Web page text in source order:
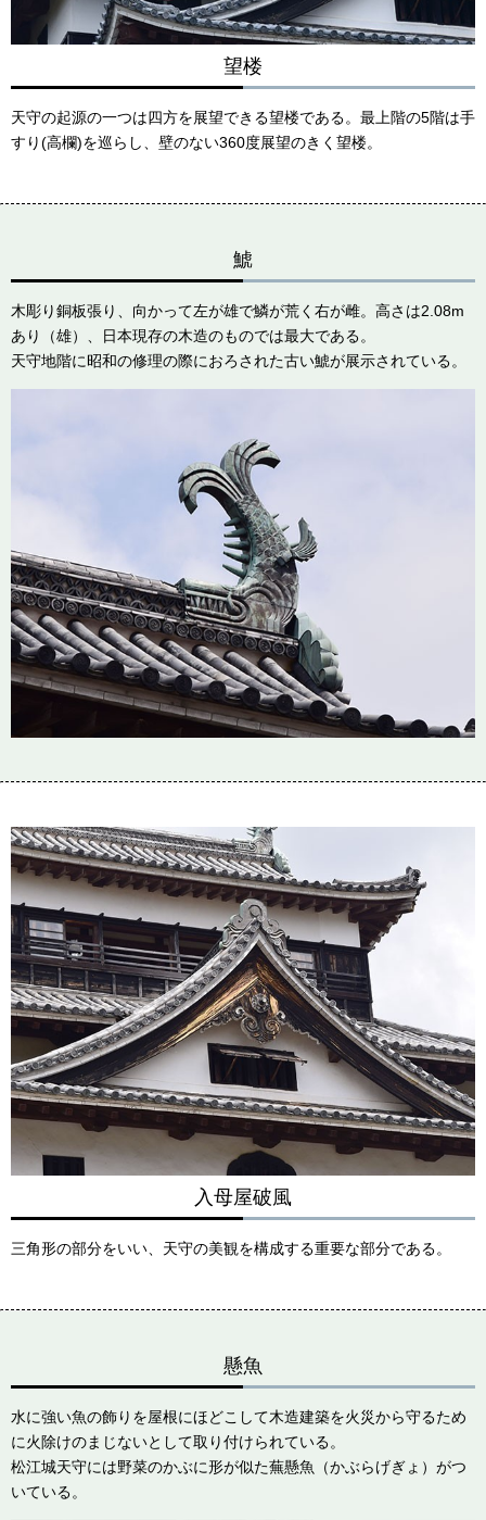
望楼
天守の起源の一つは四方を展望できる望楼である。最上階の5階は手
すり(高欄)を巡らし、壁のない360度展望のきく望楼。
鯱
木彫り銅板張り、向かって左が雄で鱗が荒く右が雌。高さは2.08m
あり（雄）、日本現存の木造のものでは最大である。
天守地階に昭和の修理の際におろされた古い鯱が展示されている。
入母屋破風
三角形の部分をいい、天守の美観を構成する重要な部分である。
懸魚
水に強い魚の飾りを屋根にほどこして木造建築を火災から守るため
に火除けのまじないとして取り付けられている。
松江城天守には野菜のかぶに形が似た蕪懸魚（かぶらげぎょ）がつ
いている。